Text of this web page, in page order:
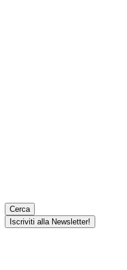
Cerca
Iscriviti alla Newsletter!